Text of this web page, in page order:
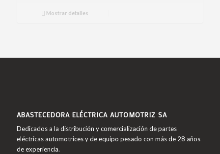
Mostrar detalles
ABASTECEDORA ELÉCTRICA AUTOMOTRIZ SA
Dedicados a la distribución y comercialización de partes
eléctricas automotrices y de equipo pesado con más de 28 años
de experiencia.